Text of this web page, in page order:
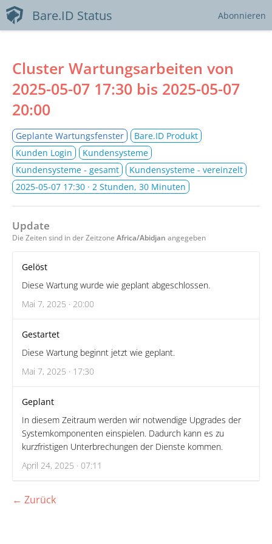
Bare.ID Status Abonnieren
Cluster Wartungsarbeiten von
2025-05-07 17:30 bis 2025-05-07
20:00
Geplante Wartungsfenster
Bare.ID Produkt
Kunden Login
Kundensysteme
Kundensysteme - gesamt
Kundensysteme - vereinzelt
2025-05-07 17:30 · 2 Stunden, 30 Minuten
Update
Die Zeiten sind in der Zeitzone Africa/Abidjan angegeben
Gelöst
Diese Wartung wurde wie geplant abgeschlossen.
Mai 7, 2025 · 20:00
Gestartet
Diese Wartung beginnt jetzt wie geplant.
Mai 7, 2025 · 17:30
Geplant
In diesem Zeitraum werden wir notwendige Upgrades der
Systemkomponenten einspielen. Dadurch kann es zu
kurzfristigen Unterbrechungen der Dienste kommen.
April 24, 2025 · 07:11
← Zurück